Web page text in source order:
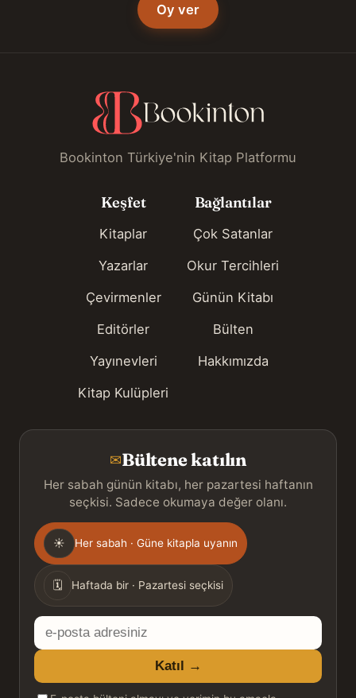
Oy ver
Bookinton Türkiye'nin Kitap Platformu
Keşfet
Kitaplar
Yazarlar
Çevirmenler
Editörler
Yayınevleri
Kitap Kulüpleri
Bağlantılar
Çok Satanlar
Okur Tercihleri
Günün Kitabı
Bülten
Hakkımızda
✉Bültene katılın
Her sabah günün kitabı, her pazartesi haftanın
seçkisi. Sadece okumaya değer olanı.
Gönderim
sıklığı
☀ Her sabah · Güne kitapla uyanın
🗓 Haftada bir · Pazartesi seçkisi
E-
posta
adresiniz
Katıl →